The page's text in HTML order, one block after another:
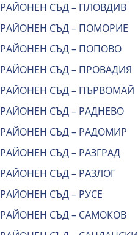
РАЙОНЕН СЪД – ПЛОВДИВ
РАЙОНЕН СЪД – ПОМОРИЕ
РАЙОНЕН СЪД – ПОПОВО
РАЙОНЕН СЪД – ПРОВАДИЯ
РАЙОНЕН СЪД – ПЪРВОМАЙ
РАЙОНЕН СЪД – РАДНЕВО
РАЙОНЕН СЪД – РАДОМИР
РАЙОНЕН СЪД – РАЗГРАД
РАЙОНЕН СЪД – РАЗЛОГ
РАЙОНЕН СЪД – РУСЕ
РАЙОНЕН СЪД – САМОКОВ